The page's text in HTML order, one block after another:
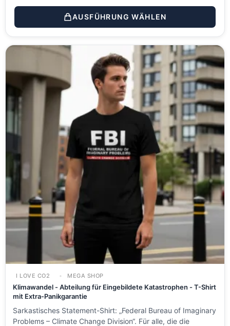
AUSFÜHRUNG WÄHLEN
I LOVE CO2 MEGA SHOP
Klimawandel - Abteilung für Eingebildete Katastrophen - T-Shirt
mit Extra-Panikgarantie
Sarkastisches Statement-Shirt: „Federal Bureau of Imaginary
Problems – Climate Change Division“. Für alle, die die